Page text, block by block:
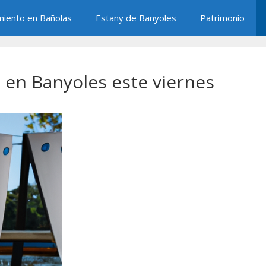
en Bañolas Estany de Banyoles Patrimonio
Banyoles este viernes